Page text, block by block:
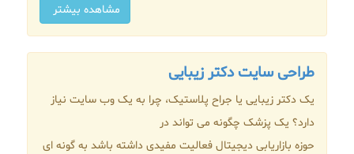
مشاهده بیشتر
طراحی سایت دکتر زیبایی
یک دکتر زیبایی یا جراح پلاستیک، چرا به یک وب سایت نیاز
دارد؟ یک پزشک چگونه می تواند در
حوزه بازاریابی دیجیتال فعالیت مفیدی داشته باشد به گونه ای